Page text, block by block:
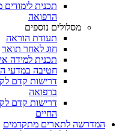
תכנית
הרפואה
מסלולים נוספים
תעודת הוראה
חוג לאחר תואר
תכנית למידה
חטיבה במדעי
דרישות קדם
ברפואה
דרישות קדם
החיים
המדרשה לתארים מתקדמים